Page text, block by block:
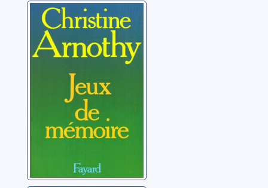
Jeux de
mémoire
Arnothy, Christine